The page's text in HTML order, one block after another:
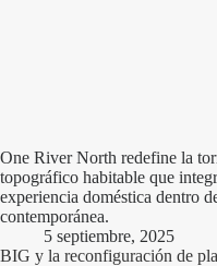
One River North redefine la
topográfico habitable que
experiencia doméstica dentro
contemporánea.
5 septiembre, 2025
BIG y la reconfiguración de